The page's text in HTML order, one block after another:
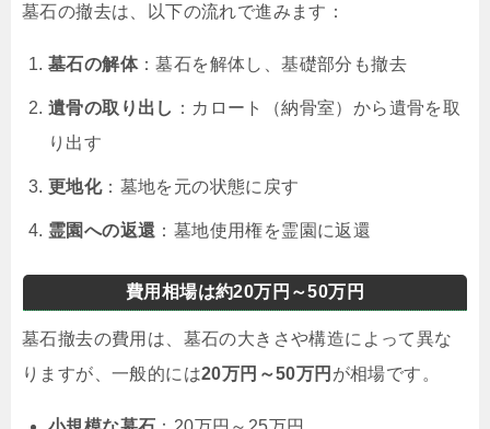
墓石の撤去は、以下の流れで進みます：
墓石の解体：墓石を解体し、基礎部分も撤去
遺骨の取り出し ：カロート（納骨室）から遺骨を取
り出す
更地化：墓地を元の状態に戻す
霊園への返還 ：墓地使用権を霊園に返還
費用相場は約20万円～50万円
墓石撤去の費用は、墓石の大きさや構造によって異な
りますが、一般的には20万円～50万円 が相場です。